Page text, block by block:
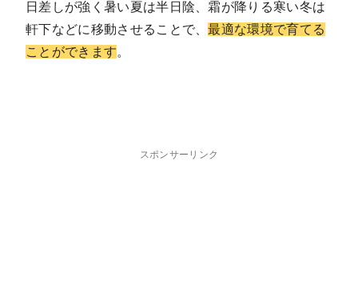
日差しが強く暑い夏は半日陰、霜が降りる寒い冬は
軒下などに移動させることで、最適な環境で育てる
ことができます。
スポンサーリンク